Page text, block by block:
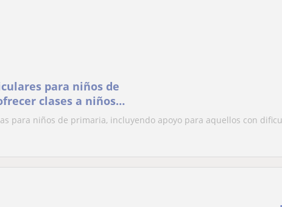
para niños de
clases a niños
para niños de primaria, incluyendo apoyo para aquellos con